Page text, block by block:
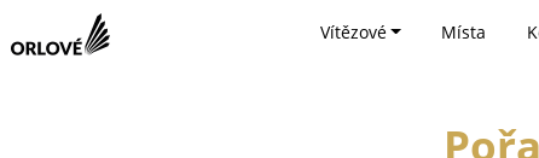
Vítězové Místa